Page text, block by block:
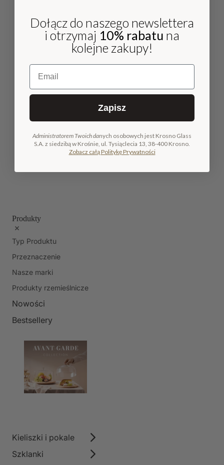
Produkty
Typ Produktu
Przeznaczenie
Nasze marki
Produkty rzemieślnicze
Nowości
Bestsellery
Kieliszki i pokale
Szklanki
Dołącz do naszego newslettera
i otrzymaj 10% rabatu na
kolejne zakupy!
Email
Zapisz
Administratorem Twoich danych osobowych jest Krosno Glass
S.A. z siedzibą w Krośnie, ul. Tysiąclecia 13, 38-400 Krosno.
Zobacz całą Politykę Prywatności